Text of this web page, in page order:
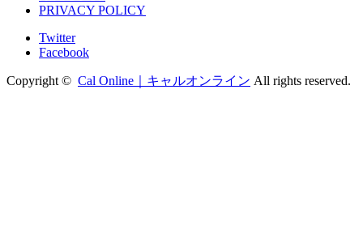
PRIVACY POLICY
Twitter
Facebook
Copyright © Cal Online｜キャルオンライン All rights reserved.